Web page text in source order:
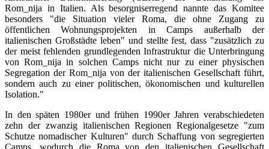
Rom_nija in Italien. Als besorgniserregend nannte das Komitee
besonders "die Situation vieler Roma, die ohne Zugang zu
öffentlichen Wohnungsprojekten in Camps außerhalb der
italienischen Großstädte leben" und stellte fest, dass "zusätzlich zu
der meist fehlenden grundlegenden Infrastruktur die Unterbringung
von Rom_nija in solchen Camps nicht nur zu einer physischen
Segregation der Rom_nija von der italienischen Gesellschaft führt,
sondern auch zu einer politischen, ökonomischen und kulturellen
Isolation."
In den späten 1980er und frühen 1990er Jahren verabschiedeten
zehn der zwanzig italienischen Regionen Regionalgesetze "zum
Schutze nomadischer Kulturen" durch Schaffung von segregierten
Camps, wodurch die Roma von den italienischen Gesellschaft